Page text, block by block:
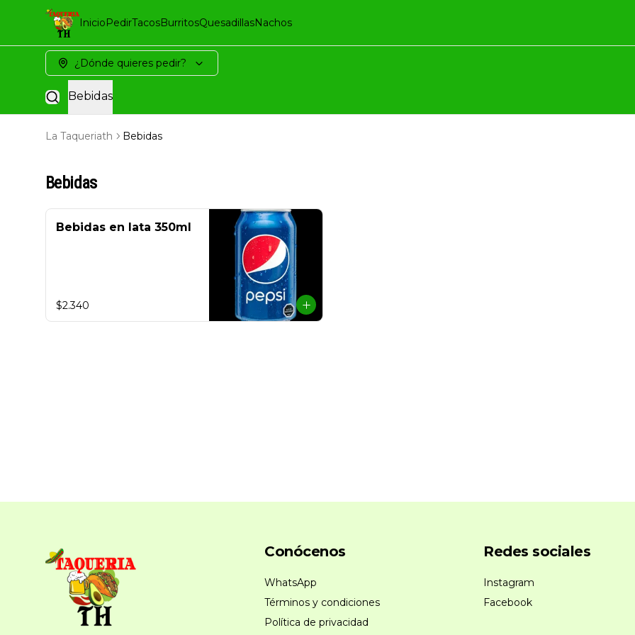
InicioPedirTacosBurritosQuesadillasNachos
¿Dónde quieres pedir?
Bebidas
La Taqueriath Bebidas
Bebidas
Bebidas en lata 350ml
$2.340
Conócenos
WhatsApp
Términos y condiciones
Política de privacidad
Redes sociales
Instagram
Facebook